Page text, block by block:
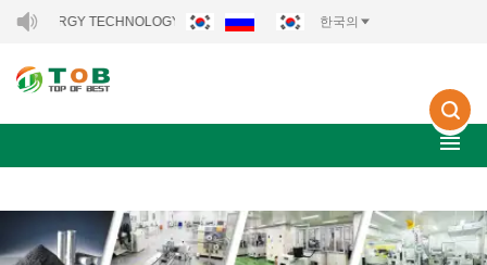
TECHNOLOGY CO., LTD.. 한국의